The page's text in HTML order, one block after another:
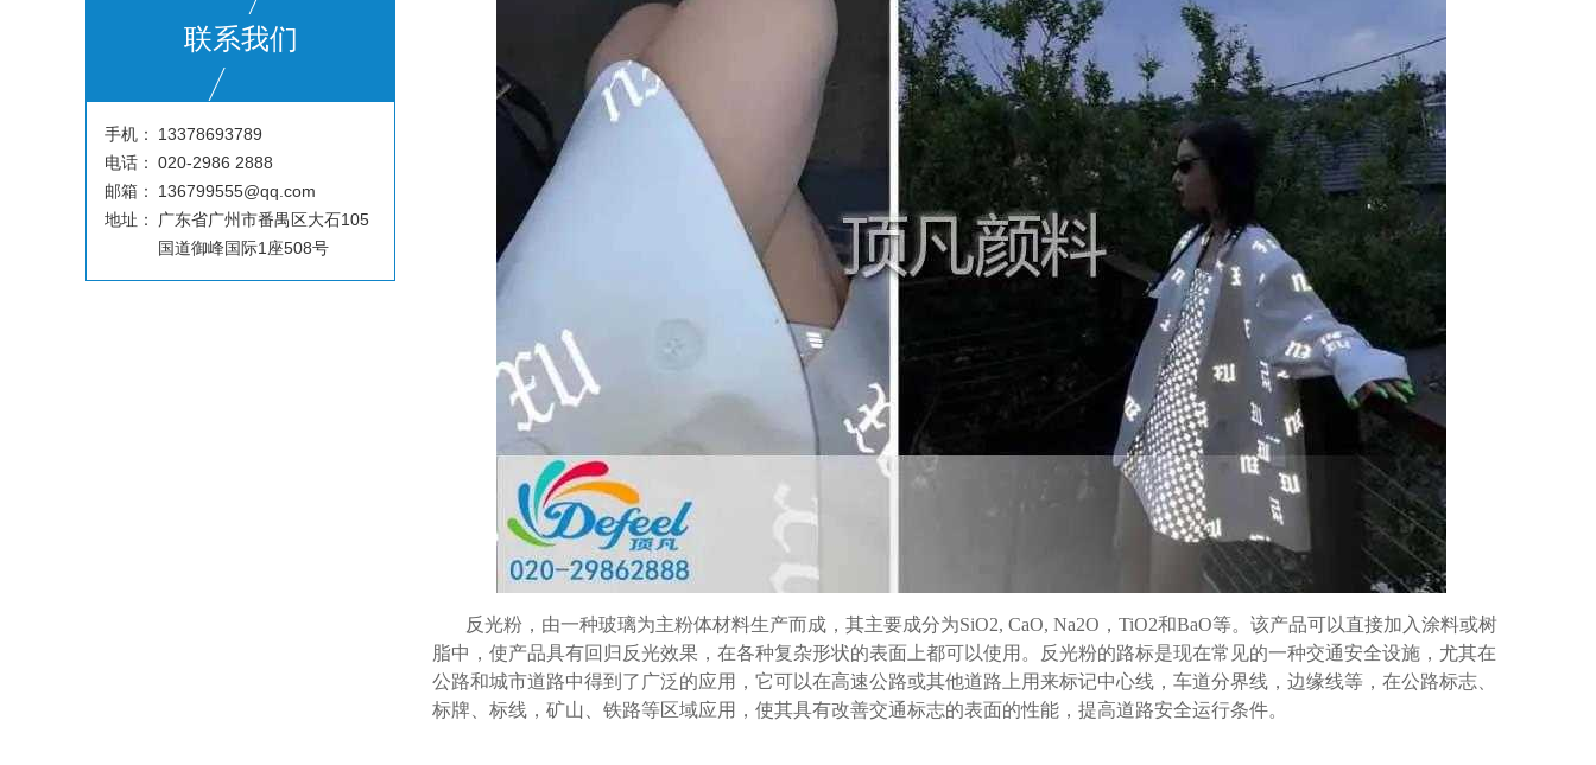
联系我们
手机：
13378693789
电话： 020-2986 2888
邮箱：
136799555@qq.com
地址：
广东省广州市番禺区大石105
国道御峰国际1座508号
反光粉，由一种玻璃为主粉体材料生产而成，其主要成分为SiO2, CaO, Na2O，TiO2和BaO等。该产品可以直接加入涂料或树
脂中，使产品具有回归反光效果，在各种复杂形状的表面上都可以使用。反光粉的路标是现在常见的一种交通安全设施，尤其在
公路和城市道路中得到了广泛的应用，它可以在高速公路或其他道路上用来标记中心线，车道分界线，边缘线等，在公路标志、
标牌、标线，矿山、铁路等区域应用，使其具有改善交通标志的表面的性能，提高道路安全运行条件。